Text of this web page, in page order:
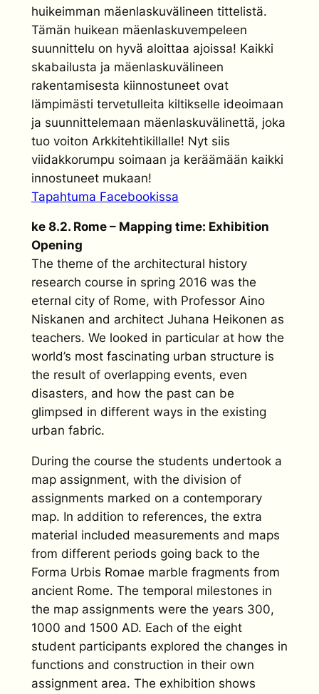
huikeimman mäenlaskuvälineen tittelistä.
Tämän huikean mäenlaskuvempeleen
suunnittelu on hyvä aloittaa ajoissa! Kaikki
skabailusta ja mäenlaskuvälineen
rakentamisesta kiinnostuneet ovat
lämpimästi tervetulleita kiltikselle ideoimaan
ja suunnittelemaan mäenlaskuvälinettä, joka
tuo voiton Arkkitehtikillalle! Nyt siis
viidakkorumpu soimaan ja keräämään kaikki
innostuneet mukaan!
Tapahtuma Facebookissa
ke 8.2. Rome – Mapping time: Exhibition
Opening
The theme of the architectural history
research course in spring 2016 was the
eternal city of Rome, with Professor Aino
Niskanen and architect Juhana Heikonen as
teachers. We looked in particular at how the
world’s most fascinating urban structure is
the result of overlapping events, even
disasters, and how the past can be
glimpsed in different ways in the existing
urban fabric.
During the course the students undertook a
map assignment, with the division of
assignments marked on a contemporary
map. In addition to references, the extra
material included measurements and maps
from different periods going back to the
Forma Urbis Romae marble fragments from
ancient Rome. The temporal milestones in
the map assignments were the years 300,
1000 and 1500 AD. Each of the eight
student participants explored the changes in
functions and construction in their own
assignment area. The exhibition shows